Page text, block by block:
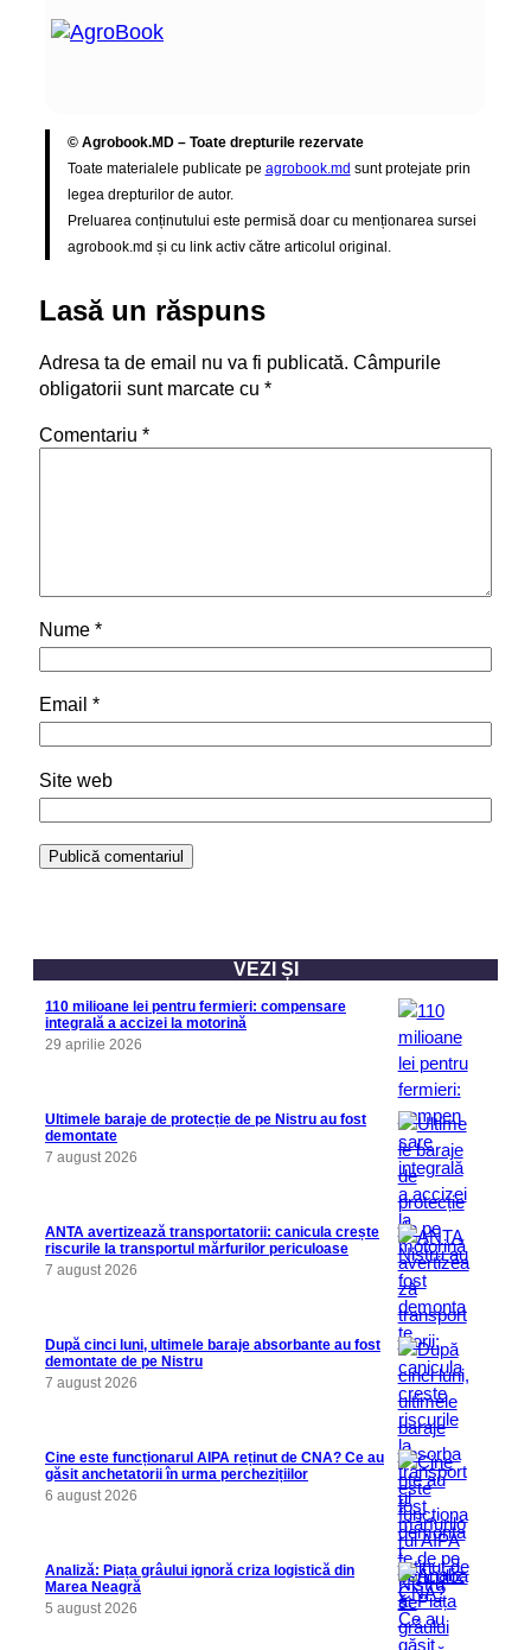
© Agrobook.MD – Toate drepturile rezervate
Toate materialele publicate pe agrobook.md sunt protejate prin
legea drepturilor de autor.
Preluarea conținutului este permisă doar cu menționarea sursei
agrobook.md și cu link activ către articolul original.
Lasă un răspuns
Adresa ta de email nu va fi publicată. Câmpurile
obligatorii sunt marcate cu *
Comentariu *
Nume *
Email *
Site web
VEZI ȘI
110 milioane lei pentru fermieri: compensare
integrală a accizei la motorină
29 aprilie 2026
Ultimele baraje de protecție de pe Nistru au fost
demontate
7 august 2026
ANTA avertizează transportatorii: canicula crește
riscurile la transportul mărfurilor periculoase
7 august 2026
După cinci luni, ultimele baraje absorbante au fost
demontate de pe Nistru
7 august 2026
Cine este funcționarul AIPA reținut de CNA? Ce au
găsit anchetatorii în urma perchezițiilor
6 august 2026
Analiză: Piața grâului ignoră criza logistică din
Marea Neagră
5 august 2026